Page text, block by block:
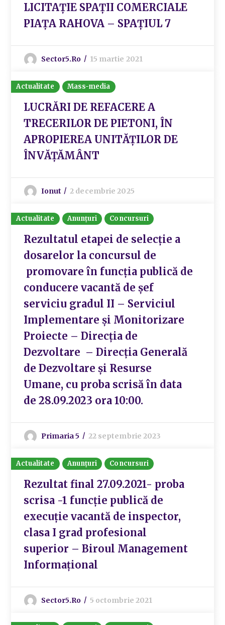
LICITAȚIE SPAȚII COMERCIALE
PIAȚA RAHOVA – SPAȚIUL 7
Sector5.ro 15 martie 2021
Actualitate Mass-media
LUCRĂRI DE REFACERE A
TRECERILOR DE PIETONI, ÎN
APROPIEREA UNITĂȚILOR DE
ÎNVĂȚĂMÂNT
Ionut 2 decembrie 2025
Actualitate Anunțuri Concursuri
Rezultatul etapei de selecție a
dosarelor la concursul de
promovare în funcția publică de
conducere vacantă de șef
serviciu gradul II – Serviciul
Implementare și Monitorizare
Proiecte – Direcția de
Dezvoltare – Direcția Generală
de Dezvoltare și Resurse
Umane, cu proba scrisă în data
de 28.09.2023 ora 10:00.
Primaria 5 22 septembrie 2023
Actualitate Anunțuri Concursuri
Rezultat final 27.09.2021- proba
scrisa -1 funcție publică de
execuție vacantă de inspector,
clasa I grad profesional
superior – Biroul Management
Informațional
Sector5.ro 5 octombrie 2021